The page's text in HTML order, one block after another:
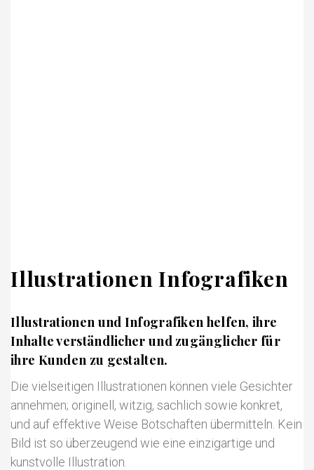
Illustrationen Infografiken
Illustrationen und Infografiken helfen, ihre
Inhalte verständlicher und zugänglicher für
ihre Kunden zu gestalten.
Die vielseitigen Illustrationen können viele Gesichter
annehmen; originell, witzig, sachlich sowie konkret,
und auf effektive Weise Botschaften übermitteln. Kein
Bild ist so überzeugend wie eine einzigartige und
kunstvolle Illustration.